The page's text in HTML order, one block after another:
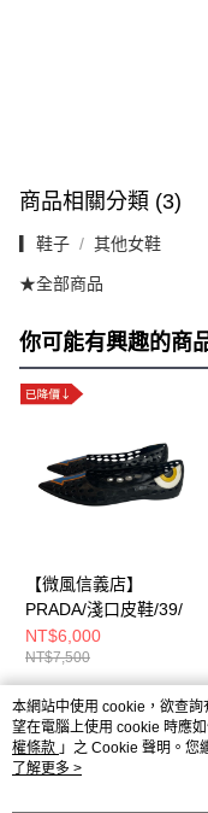
商品相關分類 (3)
▎鞋子 其他女鞋
★全部商品
你可能有興趣的商
【微風信義店】
PRADA/淺口皮鞋/39/
NT$6,000
NT$7,500
熱門標籤
本網站中使用 cookie，欲查
望在電腦上使用 cookie 時應
權條款 」之 Cookie 聲明。您
用條款之 Cookie 聲明使用
了解更多 >